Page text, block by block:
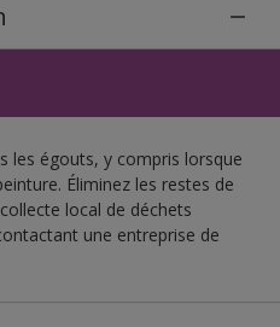
les égouts, y compris lorsque
Éliminez les restes de
local de déchets
une entreprise de